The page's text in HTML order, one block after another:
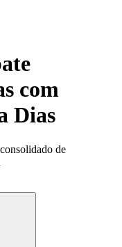
com
Dias
de